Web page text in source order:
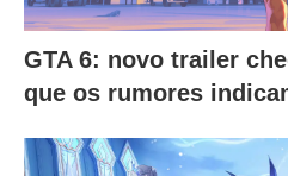
GTA 6: novo trailer
que os rumores